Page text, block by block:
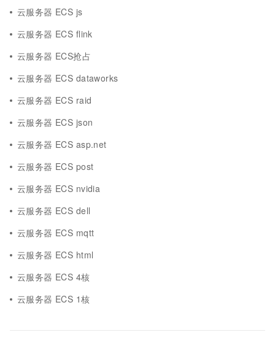
云服务器 ECS js
云服务器 ECS flink
云服务器 ECS抢占
云服务器 ECS dataworks
云服务器 ECS raid
云服务器 ECS json
云服务器 ECS asp.net
云服务器 ECS post
云服务器 ECS nvidia
云服务器 ECS dell
云服务器 ECS mqtt
云服务器 ECS html
云服务器 ECS 4核
云服务器 ECS 1核